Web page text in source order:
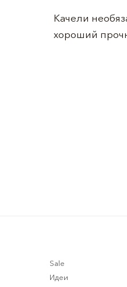
Качели
хороший
Sale
Идеи